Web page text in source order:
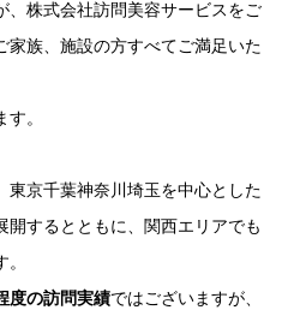
、株式会社訪問美容サービスをご
家族、施設の方すべてご満足いた
。
東京千葉神奈川埼玉を中心とした
するとともに、関西エリアでも
度の訪問実績ではございますが、